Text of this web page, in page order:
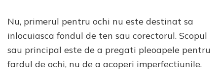
Nu, primerul pentru ochi nu este destinat sa
inlocuiasca fondul de ten sau corectorul. Scopul
sau principal este de a pregati pleoapele pentru
fardul de ochi, nu de a acoperi imperfectiunile.